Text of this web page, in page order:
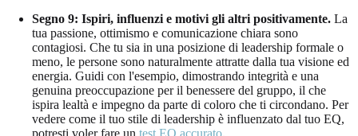
Segno 9: Ispiri, influenzi e motivi gli altri positivamente. La
tua passione, ottimismo e comunicazione chiara sono
contagiosi. Che tu sia in una posizione di leadership formale o
meno, le persone sono naturalmente attratte dalla tua visione ed
energia. Guidi con l'esempio, dimostrando integrità e una
genuina preoccupazione per il benessere del gruppo, il che
ispira lealtà e impegno da parte di coloro che ti circondano. Per
vedere come il tuo stile di leadership è influenzato dal tuo EQ,